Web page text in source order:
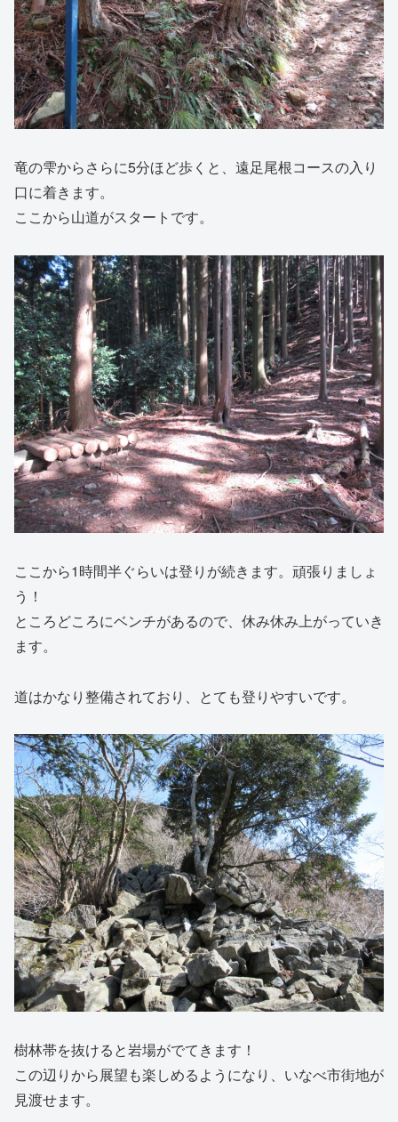
竜の雫からさらに5分ほど歩くと、遠足尾根コースの入り
口に着きます。
ここから山道がスタートです。
ここから1時間半ぐらいは登りが続きます。頑張りましょ
う！
ところどころにベンチがあるので、休み休み上がっていき
ます。
道はかなり整備されており、とても登りやすいです。
樹林帯を抜けると岩場がでてきます！
この辺りから展望も楽しめるようになり、いなべ市街地が
見渡せます。